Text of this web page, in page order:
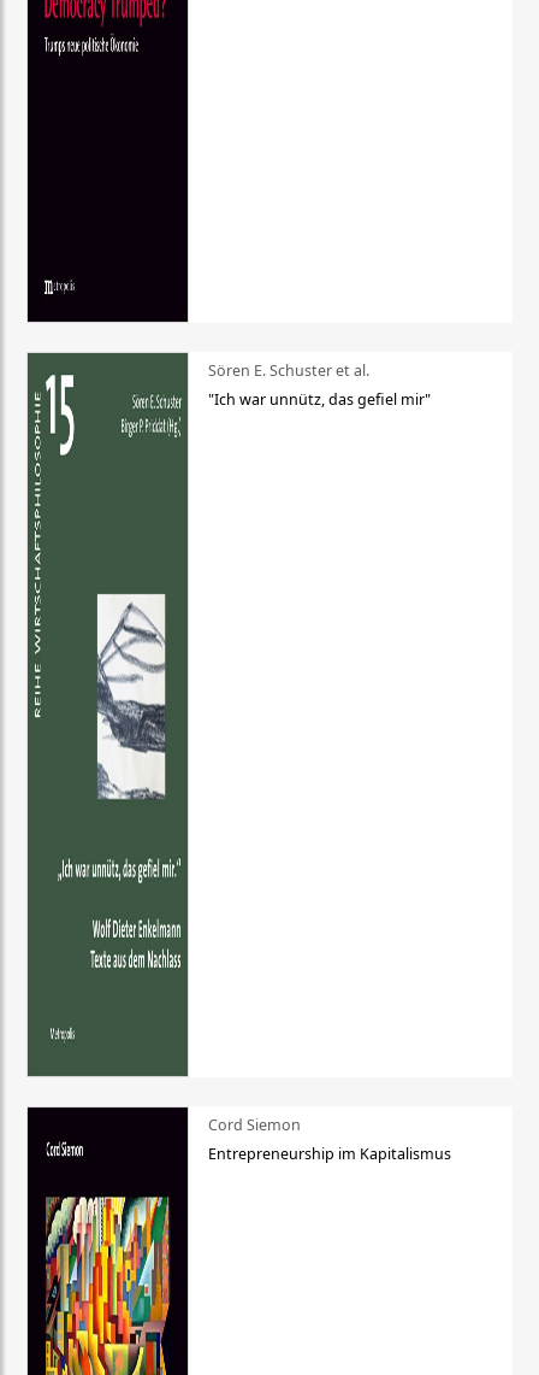
Sören E. Schuster et al.
"Ich war unnütz, das gefiel mir"
Cord Siemon
Entrepreneurship im Kapitalismus